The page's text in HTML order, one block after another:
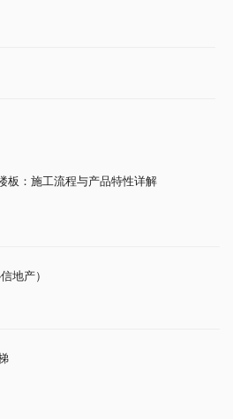
板：施工流程与产品特性详解
地产）